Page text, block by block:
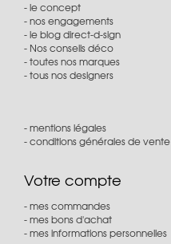
le concept
nos engagements
le blog direct-d-sign
Nos conseils déco
toutes nos marques
tous nos designers
mentions légales
conditions générales de vente
Votre compte
mes commandes
mes bons d'achat
mes informations personnelles